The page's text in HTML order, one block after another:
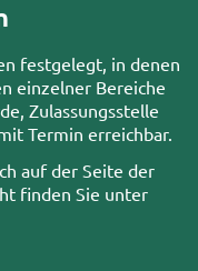
festgelegt, in denen
einzelner Bereiche
Zulassungsstelle
Termin erreichbar.
auf der Seite der
finden Sie unter